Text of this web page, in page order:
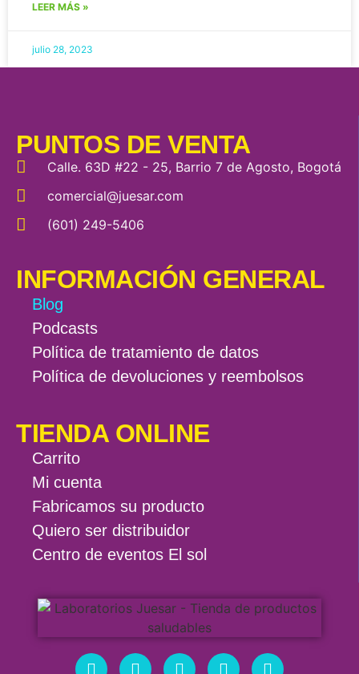
LEER MÁS »
julio 28, 2023
PUNTOS DE VENTA
Calle. 63D #22 - 25, Barrio 7 de Agosto, Bogotá
comercial@juesar.com
(601) 249-5406
INFORMACIÓN GENERAL
Blog
Podcasts
Política de tratamiento de datos
Política de devoluciones y reembolsos
TIENDA ONLINE
Carrito
Mi cuenta
Fabricamos su producto
Quiero ser distribuidor
Centro de eventos El sol